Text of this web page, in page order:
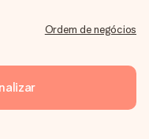
Ordem de negócios